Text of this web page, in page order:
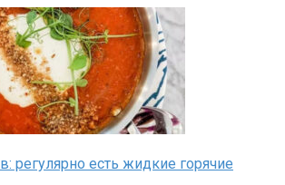
регулярно есть жидкие горячие